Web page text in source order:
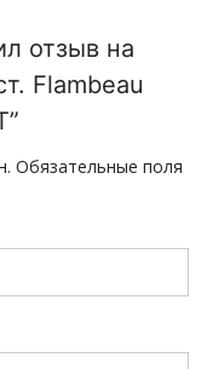
отзыв на
Flambeau
Обязательные поля